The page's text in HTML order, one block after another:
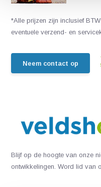
*Alle prijzen zijn inclusief
eventuele verzend- en
Neem contact op
Blijf op de hoogte van onze
ontwikkelingen. Word lid van